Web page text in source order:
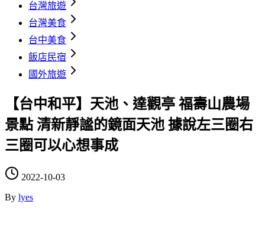
台灣旅遊
台灣美食
台中美食
飯店民宿
國外旅遊
【台中和平】天池、達觀亭 福壽山農場
景點 清新靜謐的鏡面天池 據說左三圈右
三圈可以心想事成
2022-10-03
By lyes